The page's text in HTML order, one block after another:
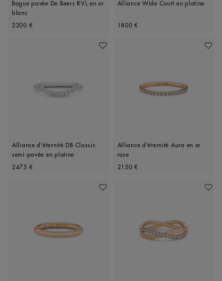
Bague pavée De Beers RVL en or
blanc
Original price
2200 €
Alliance Wide Court en platine
Original price
1800 €
Ajouter À Ma Wishlist
Alliance d'éternité DB Classic
semi-pavée en platine
Original price
2475 €
Alliance d'éternité Aura en or
rose
Original price
2150 €
Ajouter À Ma Wishlist